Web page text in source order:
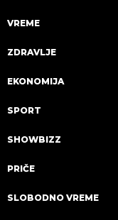
VREME
ZDRAVLJE
EKONOMIJA
SPORT
SHOWBIZZ
PRIČE
SLOBODNO VREME